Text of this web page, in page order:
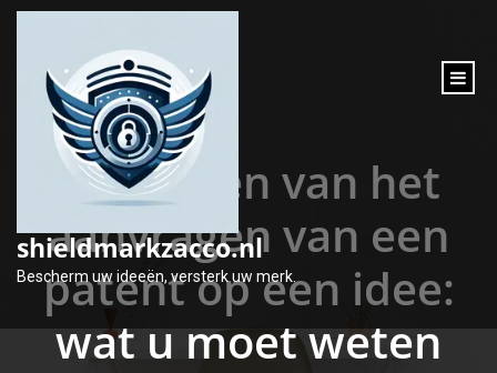
inhoud
shieldmarkzacco.nl
Bescherm uw ideeën, versterk uw merk.
De kosten van het
aanvragen van een
patent op een idee:
wat u moet weten